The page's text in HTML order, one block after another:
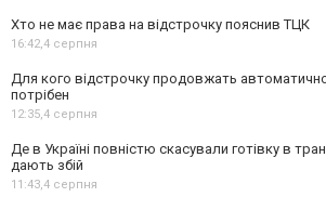
Хто не має права на відстрочку пояснив ТЦК
16:42,4 серпня
Для кого відстрочку продовжать
потрібен
12:35,4 серпня
Де в Україні повністю скасували готівку в
дають збій
11:43,4 серпня